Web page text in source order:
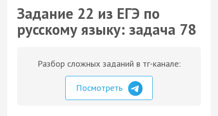
Задание 22 из ЕГЭ по
русскому языку: задача 78
Разбор сложных заданий в тг-канале:
Посмотреть